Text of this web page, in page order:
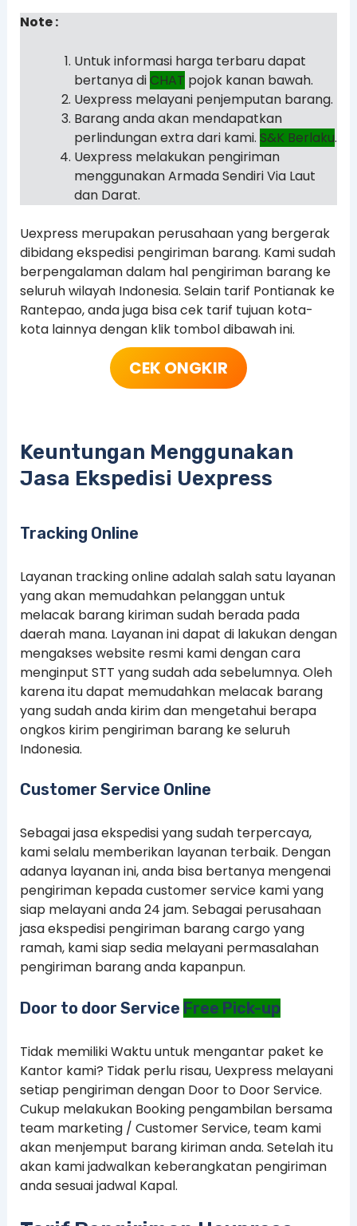
Note :
Untuk informasi harga terbaru dapat
bertanya diCHAT pojok kanan bawah.
Uexpress melayani penjemputan barang.
Barang anda akan mendapatkan
perlindungan extra dari kami. S&K Berlaku.
Uexpress melakukan pengiriman
menggunakan Armada Sendiri Via Laut
dan Darat.
Uexpress merupakan perusahaan yang bergerak
dibidang ekspedisi pengiriman barang. Kami sudah
berpengalaman dalam hal pengiriman barang ke
seluruh wilayah Indonesia. Selain tarif Pontianak ke
Rantepao, anda juga bisa cek tarif tujuan kota-
kota lainnya dengan klik tombol dibawah ini.
CEK ONGKIR
Keuntungan Menggunakan
Jasa Ekspedisi Uexpress
Tracking Online
Layanan tracking online adalah salah satu layanan
yang akan memudahkan pelanggan untuk
melacak barang kiriman sudah berada pada
daerah mana. Layanan ini dapat di lakukan dengan
mengakses website resmi kami dengan cara
menginput STT yang sudah ada sebelumnya. Oleh
karena itu dapat memudahkan melacak barang
yang sudah anda kirim dan mengetahui berapa
ongkos kirim pengiriman barang ke seluruh
Indonesia.
Customer Service Online
Sebagai jasa ekspedisi yang sudah terpercaya,
kami selalu memberikan layanan terbaik. Dengan
adanya layanan ini, anda bisa bertanya mengenai
pengiriman kepada customer service kami yang
siap melayani anda 24 jam. Sebagai perusahaan
jasa ekspedisi pengiriman barang cargo yang
ramah, kami siap sedia melayani permasalahan
pengiriman barang anda kapanpun.
Door to door Service Free Pick-up
Tidak memiliki Waktu untuk mengantar paket ke
Kantor kami? Tidak perlu risau, Uexpress melayani
setiap pengiriman dengan Door to Door Service.
Cukup melakukan Booking pengambilan bersama
team marketing / Customer Service, team kami
akan menjemput barang kiriman anda. Setelah itu
akan kami jadwalkan keberangkatan pengiriman
anda sesuai jadwal Kapal.